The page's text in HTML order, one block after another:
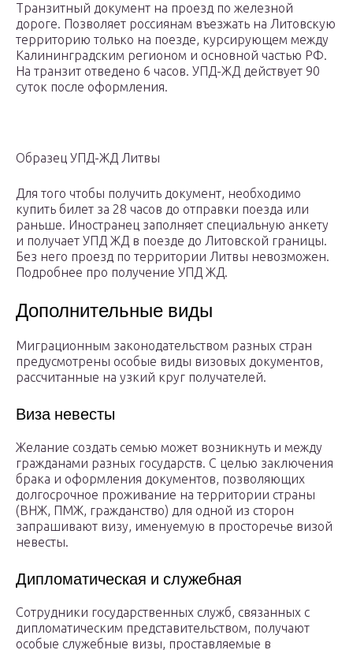
Транзитный документ на проезд по железной
дороге. Позволяет россиянам въезжать на Литовскую
территорию только на поезде, курсирующем между
Калининградским регионом и основной частью РФ.
На транзит отведено 6 часов. УПД-ЖД действует 90
суток после оформления.
Образец УПД-ЖД Литвы
Для того чтобы получить документ, необходимо
купить билет за 28 часов до отправки поезда или
раньше. Иностранец заполняет специальную анкету
и получает УПД ЖД в поезде до Литовской границы.
Без него проезд по территории Литвы невозможен.
Подробнее про получение УПД ЖД.
Дополнительные виды
Миграционным законодательством разных стран
предусмотрены особые виды визовых документов,
рассчитанные на узкий круг получателей.
Виза невесты
Желание создать семью может возникнуть и между
гражданами разных государств. С целью заключения
брака и оформления документов, позволяющих
долгосрочное проживание на территории страны
(ВНЖ, ПМЖ, гражданство) для одной из сторон
запрашивают визу, именуемую в просторечье визой
невесты.
Дипломатическая и служебная
Сотрудники государственных служб, связанных с
дипломатическим представительством, получают
особые служебные визы, проставляемые в